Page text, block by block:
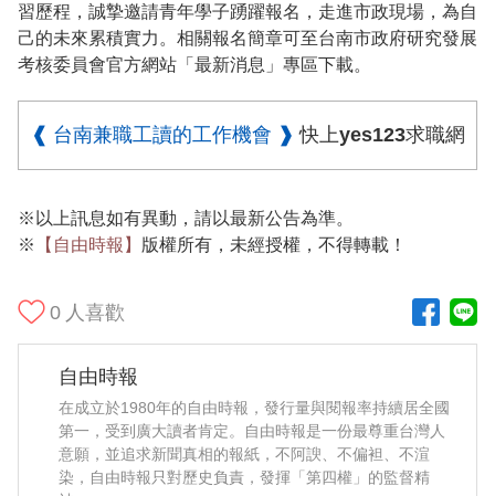
習歷程，誠摯邀請青年學子踴躍報名，走進市政現場，為自
己的未來累積實力。相關報名簡章可至台南市政府研究發展
考核委員會官方網站「最新消息」專區下載。
❰ 台南兼職工讀的工作機會 ❱ 快上yes123求職網
※以上訊息如有異動，請以最新公告為準。
※
【自由時報】 版權所有，未經授權，不得轉載！
0 人喜歡
自由時報
在成立於1980年的自由時報，發行量與閱報率持續居全國
第一，受到廣大讀者肯定。自由時報是一份最尊重台灣人
意願，並追求新聞真相的報紙，不阿諛、不偏袒、不渲
染，自由時報只對歷史負責，發揮「第四權」的監督精